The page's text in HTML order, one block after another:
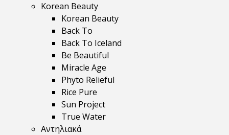
Korean Beauty
Korean Beauty
Back To
Back To Iceland
Be Beautiful
Miracle Age
Phyto Relieful
Rice Pure
Sun Project
True Water
Αντηλιακά